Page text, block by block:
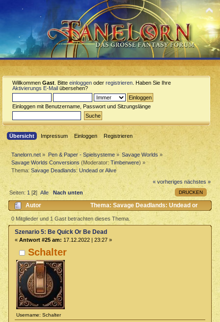
Willkommen Gast . Bitte einloggen oder registrieren . Haben Sie Ihre
Aktivierungs E-Mail übersehen?
Einloggen mit Benutzername, Passwort und Sitzungslänge
Übersicht Impressum Einloggen Registrieren
Tanelorn.net » Pen & Paper - Spielsysteme» Savage Worlds »
Savage Worlds Conversions (Moderator:Timberwere) »
Thema:Savage Deadlands: Undead or Alive
« vorheriges nächstes »
DRUCKEN
Seiten:1 [2]Alle Nach unten
Autor
Thema: Savage Deadlands: Undead or
Alive (Gelesen 7086 mal)
0 Mitglieder und 1 Gast betrachten dieses Thema.
Schalter
Username: Schalter
Szenario 5: Be Quick Or Be Dead
« Antwort #25 am: 17.12.2022 | 23:27 »